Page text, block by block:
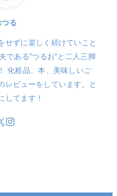
つる
せずに楽しく続けていこと
ある”つるお”と二人三脚
化粧品、本、美味しいご
レビューをしています。と
してます！